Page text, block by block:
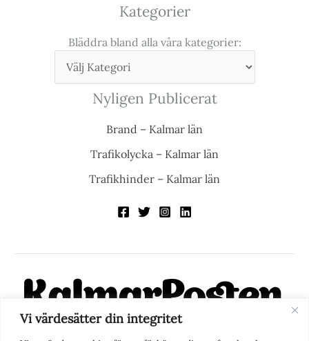
Vi värdesätter din integritet
Kategorier
Bläddra bland alla våra kategorier:
Nyligen Publicerat
Brand – Kalmar län
Trafikolycka – Kalmar län
Trafikhinder – Kalmar län
KalmarPosten är en modern lokalnyhetstidning på nätet. Med